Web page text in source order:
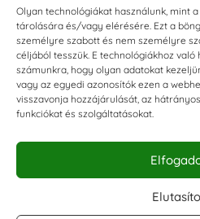
Olyan technológiákat használunk, mint
tárolására és/vagy elérésére. Ezt a
személyre szabott és nem személyre
céljából tesszük. E technológiákhoz
számunkra, hogy olyan adatokat
vagy az egyedi azonosítók ezen a
visszavonja hozzájárulását, az
funkciókat és szolgáltatásokat.
Impresszum
KAPCSOLAT
E-mail:shop@torokszilvi.com
Telefon: +36 30 6767872
KÖZÖSSÉGI